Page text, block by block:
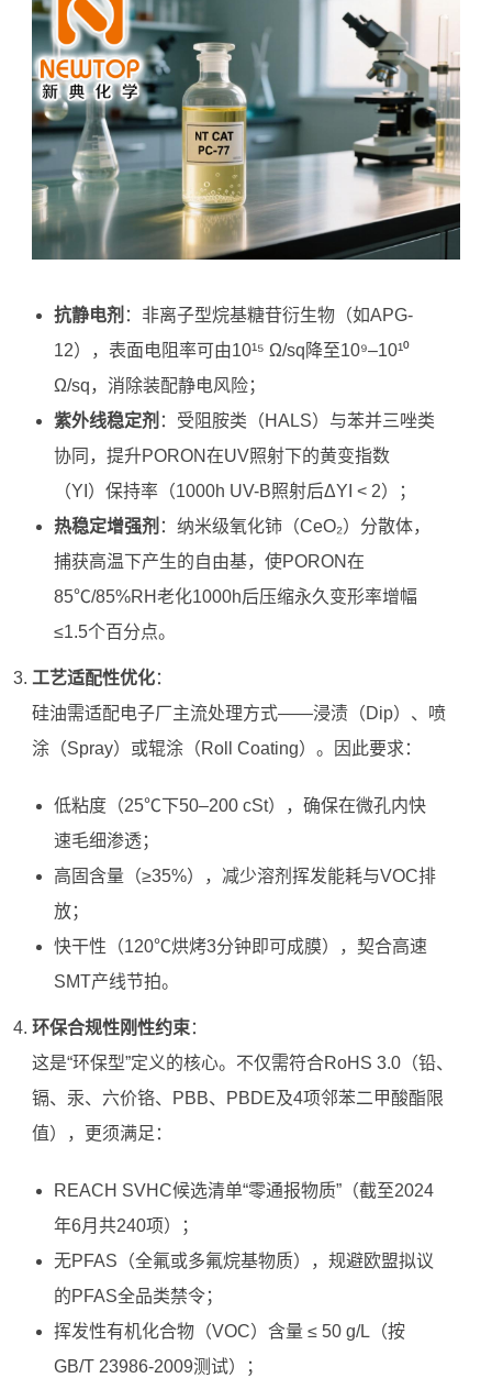
抗静电剂 ：非离子型烷基糖苷衍生物（如APG-
12），表面电阻率可由10¹⁵ Ω/sq降至10⁹–10¹⁰
Ω/sq，消除装配静电风险；
紫外线稳定剂 ：受阻胺类（HALS）与苯并三唑类
协同，提升PORON在UV照射下的黄变指数
（YI）保持率（1000h UV-B照射后ΔYI < 2）；
热稳定增强剂 ：纳米级氧化铈（CeO₂）分散体，
捕获高温下产生的自由基，使PORON在
85℃/85%RH老化1000h后压缩永久变形率增幅
≤1.5个百分点。
工艺适配性优化：
硅油需适配电子厂主流处理方式——浸渍（Dip）、喷
涂（Spray）或辊涂（Roll Coating）。因此要求：
低粘度（25℃下50–200 cSt），确保在微孔内快
速毛细渗透；
高固含量（≥35%），减少溶剂挥发能耗与VOC排
放；
快干性（120℃烘烤3分钟即可成膜），契合高速
SMT产线节拍。
环保合规性刚性约束：
这是“环保型”定义的核心。不仅需符合RoHS 3.0（铅、
镉、汞、六价铬、PBB、PBDE及4项邻苯二甲酸酯限
值），更须满足：
REACH SVHC候选清单“零通报物质”（截至2024
年6月共240项）；
无PFAS（全氟或多氟烷基物质），规避欧盟拟议
的PFAS全品类禁令；
挥发性有机化合物（VOC）含量 ≤ 50 g/L（按
GB/T 23986-2009测试）；